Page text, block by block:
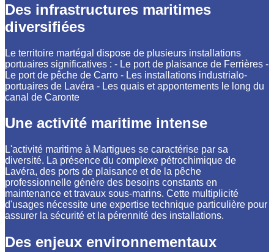
Des infrastructures maritimes
diversifiées
Le territoire martégal dispose de plusieurs installations
portuaires significatives : - Le port de plaisance de Ferrières -
Le port de pêche de Carro - Les installations industrialo-
portuaires de Lavéra - Les quais et appontements le long du
canal de Caronte
Une activité maritime intense
L'activité maritime à Martigues se caractérise par sa
diversité. La présence du complexe pétrochimique de
Lavéra, des ports de plaisance et de la pêche
professionnelle génère des besoins constants en
maintenance et travaux sous-marins. Cette multiplicité
d'usages nécessite une expertise technique particulière pour
assurer la sécurité et la pérennité des installations.
Des enjeux environnementaux